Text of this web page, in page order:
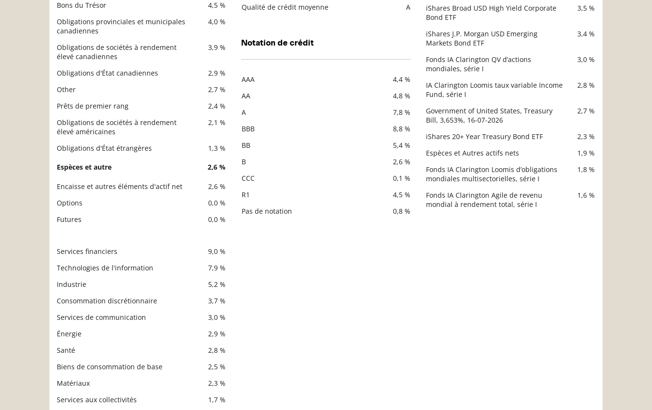
Bons du Trésor
4,5 %
Obligations provinciales et municipales
canadiennes
4,0 %
Obligations de sociétés à rendement
élevé canadiennes
3,9 %
Obligations d'État canadiennes
2,9 %
Other
2,7 %
Prêts de premier rang
2,4 %
Obligations de sociétés à rendement
élevé américaines
2,1 %
Obligations d'État étrangères 1,3 %
Espèces et autre 2,6 %
Encaisse et autres éléments d'actif net
2,6 %
Options
0,0 %
Futures
0,0 %
Services financiers
9,0 %
Technologies de l'information
7,9 %
Industrie
5,2 %
Consommation discrétionnaire
3,7 %
Services de communication
3,0 %
Énergie
2,9 %
Santé
2,8 %
Biens de consommation de base
2,5 %
Matériaux
2,3 %
Services aux collectivités
1,7 %
Qualité de crédit moyenne
A
Notation de crédit
AAA
4,4 %
AA
4,8 %
A
7,8 %
BBB
8,8 %
BB
5,4 %
B
2,6 %
CCC
0,1 %
R1
4,5 %
Pas de notation
0,8 %
iShares Broad USD High Yield Corporate
Bond ETF
3,5 %
iShares J.P. Morgan USD Emerging
Markets Bond ETF
3,4 %
Fonds IA Clarington QV d’actions
mondiales, série I
3,0 %
IA Clarington Loomis taux variable Income
Fund, série I
2,8 %
Government of United States, Treasury
Bill, 3,653%, 16-07-2026
2,7 %
iShares 20+ Year Treasury Bond ETF
2,3 %
Espèces et Autres actifs nets
1,9 %
Fonds IA Clarington Loomis d’obligations
mondiales multisectorielles, série I
1,8 %
Fonds IA Clarington Agile de revenu
mondial à rendement total, série I
1,6 %